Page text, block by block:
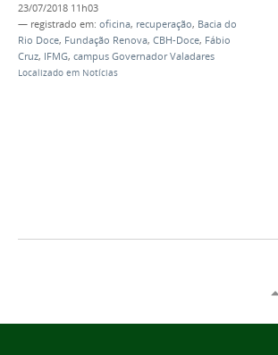
23/07/2018 11h03
— registrado em: oficina, recuperação, Bacia do
Rio Doce, Fundação Renova, CBH-Doce, Fábio
Cruz, IFMG, campus Governador Valadares
Localizado em Notícias